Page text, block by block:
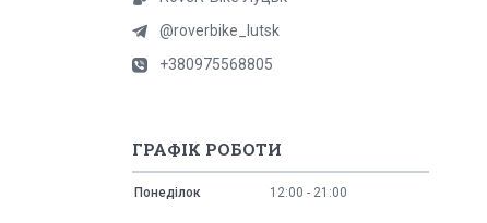
@roverbike_lutsk
+380975568805
ГРАФІК РОБОТИ
Понеділок 12:00 21:00